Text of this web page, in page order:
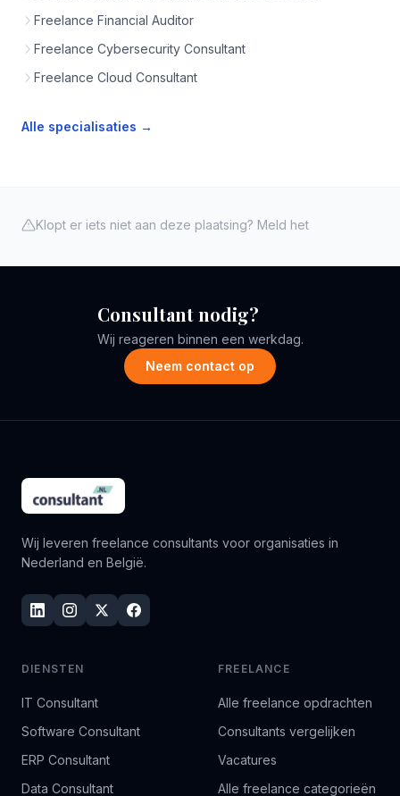
Freelance Financial Auditor
Freelance Cybersecurity Consultant
Freelance Cloud Consultant
Alle specialisaties →
Klopt er iets niet aan deze plaatsing? Meld het
Consultant nodig?
Wij reageren binnen een werkdag.
Neem contact op
Wij leveren freelance consultants voor organisaties in
Nederland en België.
DIENSTEN
IT Consultant
Software Consultant
ERP Consultant
Data Consultant
FREELANCE
Alle freelance opdrachten
Consultants vergelijken
Vacatures
Alle freelance categorieën